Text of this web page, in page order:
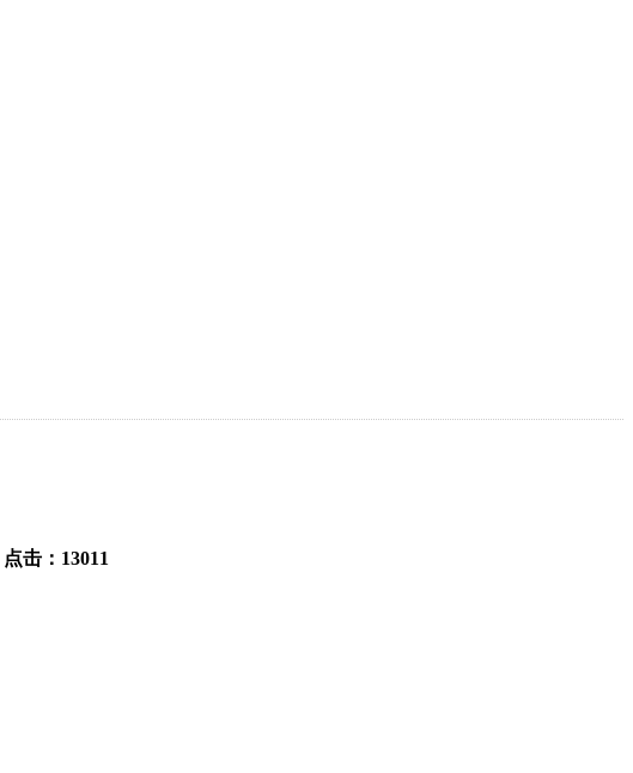
点击： 13011